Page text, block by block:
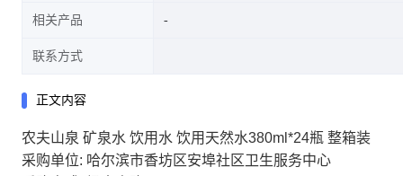
相关产品
联系方式
正文内容
农夫山泉 矿泉水 饮用水 饮用天然水380ml*24瓶 整箱装
采购单位: 哈尔滨市香坊区安埠社区卫生服务中心